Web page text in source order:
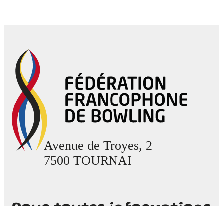
Avenue de Troyes, 2
7500 TOURNAI